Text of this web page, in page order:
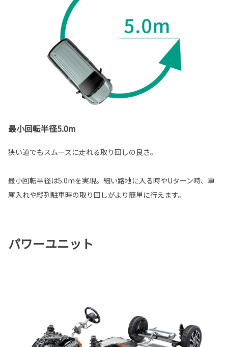
最小回転半径5.0m
狭い道でもスムーズに走れる取り回しの良さ。
最小回転半径は5.0mを実現。細い路地に入る時やUターン時、車
庫入れや縦列駐車時の取り回しがより簡単に行えます。
パワーユニット